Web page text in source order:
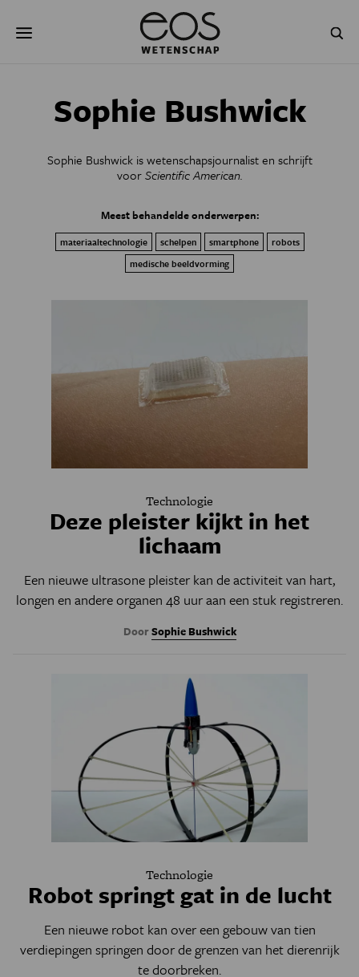
naar
GEZONDHEID RUIMTE
NATUURWETENSCHAPPEN GESCHIEDENIS
PODCAST AGENDA
Sophie Bushwick
Sophie Bushwick is wetenschapsjournalist en schrijft
voorScientific American.
Meest behandelde onderwerpen:
materiaaltechnologie schelpen smartphone
robots
medische beeldvorming
Technologie
Deze pleister kijkt in het
lichaam
Een nieuwe ultrasone pleister kan de activiteit van hart,
longen en andere organen 48 uur aan een stuk registreren.
DoorSophie Bushwick
Technologie
Robot springt gat in de lucht
Een nieuwe robot kan over een gebouw van tien
verdiepingen springen door de grenzen van het dierenrijk
te doorbreken.